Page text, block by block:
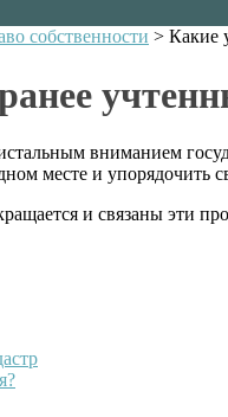
собственности > Какие
вниманием
месте и упорядочить
и связаны эти